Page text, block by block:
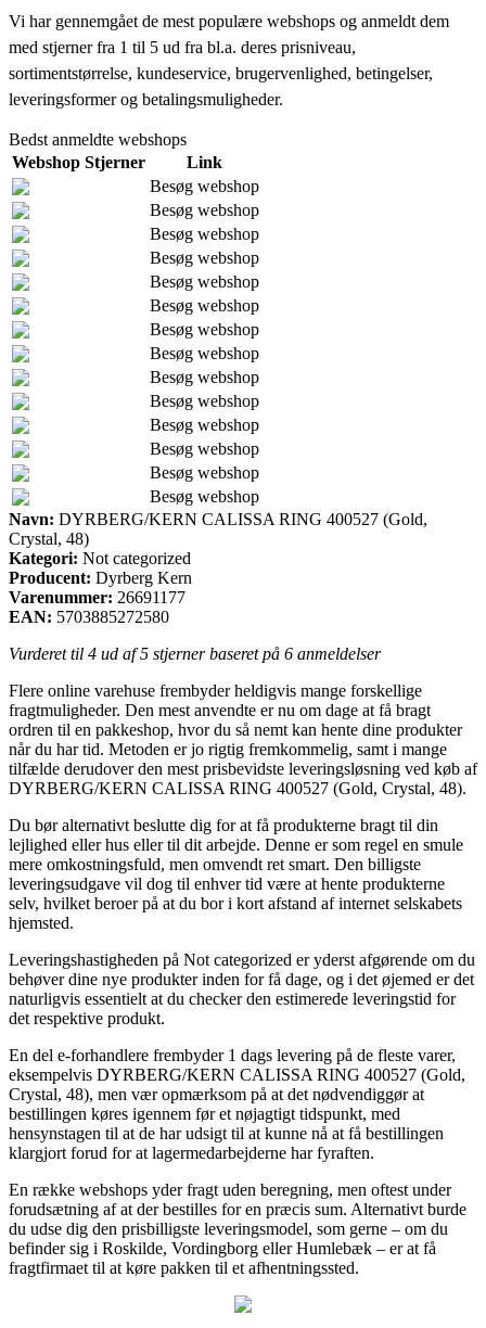
Vi har gennemgået de mest populære webshops og anmeldt dem
med stjerner fra 1 til 5 ud fra bl.a. deres prisniveau,
sortimentstørrelse, kundeservice, brugervenlighed, betingelser,
leveringsformer og betalingsmuligheder.
Bedst anmeldte webshops
Webshop Stjerner
Link
Besøg webshop
Besøg webshop
Besøg webshop
Besøg webshop
Besøg webshop
Besøg webshop
Besøg webshop
Besøg webshop
Besøg webshop
Besøg webshop
Besøg webshop
Besøg webshop
Besøg webshop
Besøg webshop
Navn: DYRBERG/KERN CALISSA RING 400527 (Gold,
Crystal, 48)
Kategori: Not categorized
Producent: Dyrberg Kern
Varenummer: 26691177
EAN: 5703885272580
Vurderet til 4 ud af 5 stjerner baseret på 6 anmeldelser
Flere online varehuse frembyder heldigvis mange forskellige
fragtmuligheder. Den mest anvendte er nu om dage at få bragt
ordren til en pakkeshop, hvor du så nemt kan hente dine produkter
når du har tid. Metoden er jo rigtig fremkommelig, samt i mange
tilfælde derudover den mest prisbevidste leveringsløsning ved køb af
DYRBERG/KERN CALISSA RING 400527 (Gold, Crystal, 48).
Du bør alternativt beslutte dig for at få produkterne bragt til din
lejlighed eller hus eller til dit arbejde. Denne er som regel en smule
mere omkostningsfuld, men omvendt ret smart. Den billigste
leveringsudgave vil dog til enhver tid være at hente produkterne
selv, hvilket beroer på at du bor i kort afstand af internet selskabets
hjemsted.
Leveringshastigheden på Not categorized er yderst afgørende om du
behøver dine nye produkter inden for få dage, og i det øjemed er det
naturligvis essentielt at du checker den estimerede leveringstid for
det respektive produkt.
En del e-forhandlere frembyder 1 dags levering på de fleste varer,
eksempelvis DYRBERG/KERN CALISSA RING 400527 (Gold,
Crystal, 48), men vær opmærksom på at det nødvendiggør at
bestillingen køres igennem før et nøjagtigt tidspunkt, med
hensynstagen til at de har udsigt til at kunne nå at få bestillingen
klargjort forud for at lagermedarbejderne har fyraften.
En række webshops yder fragt uden beregning, men oftest under
forudsætning af at der bestilles for en præcis sum. Alternativt burde
du udse dig den prisbilligste leveringsmodel, som gerne – om du
befinder sig i Roskilde, Vordingborg eller Humlebæk – er at få
fragtfirmaet til at køre pakken til et afhentningssted.